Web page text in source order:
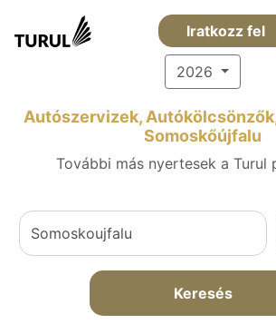
Iratkozz fel
2026
Autószervizek,
Somoskőújfalu
További más nyertesek a Turul
Keresés